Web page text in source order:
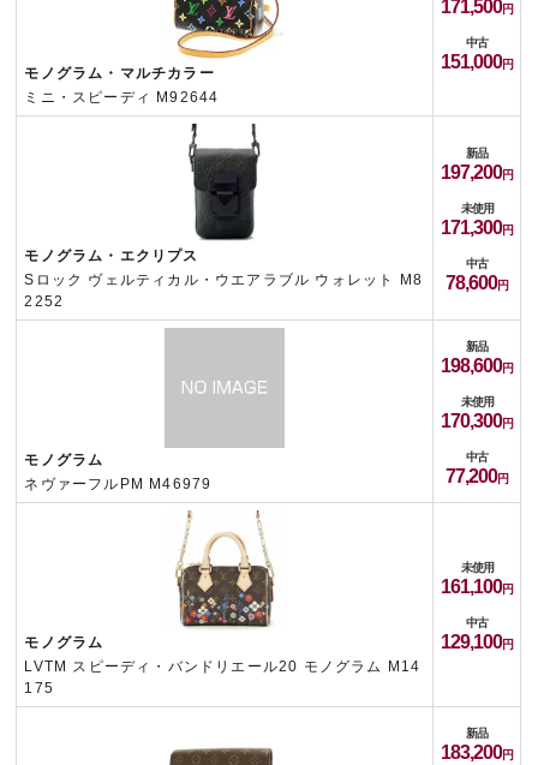
モノグラム・マルチカラー
ミニ・スピーディ M92644
171,500
中古
151,000
モノグラム・エクリプス
Sロック ヴェルティカル・ウエアラブル ウォレット M8
2252
新品
197,200
未使用
171,300
中古
78,600
モノグラム
ネヴァーフルPM M46979
新品
198,600
未使用
170,300
中古
77,200
モノグラム
LVTM スピーディ・バンドリエール20 モノグラム M14
175
未使用
161,100
中古
129,100
新品
183,200